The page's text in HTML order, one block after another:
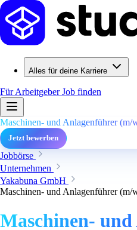
Alles für deine Karriere
Für ArbeitgeberJob finden
Maschinen- und Anlagenführer (m/
Jetzt bewerben
Jobbörse
Unternehmen
Yakabuna GmbH
Maschinen- und Anlagenführer (m/
Maschinen-